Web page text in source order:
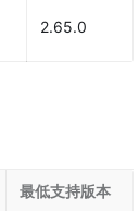
2.65.0
最低支持版本